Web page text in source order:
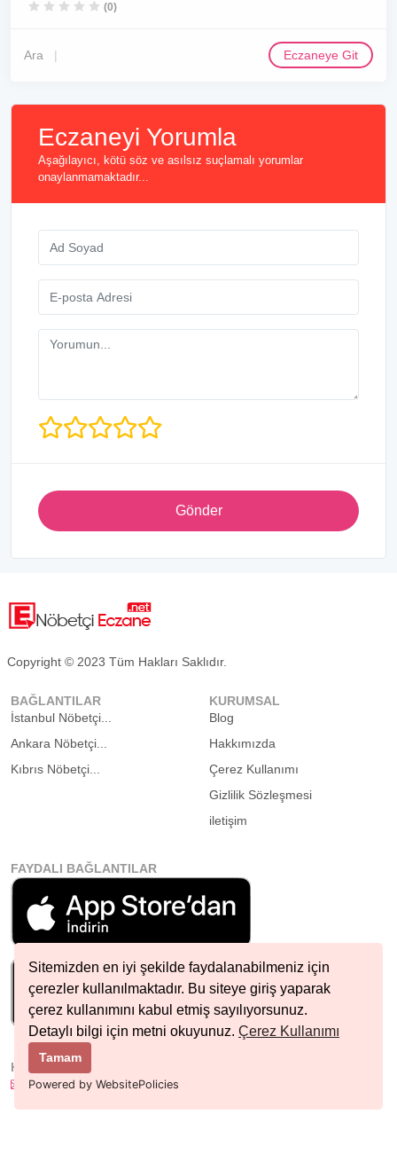
Sitemizden en iyi şekilde faydalanabilmeniz için
çerezler kullanılmaktadır. Bu siteye giriş yaparak
çerez kullanımını kabul etmiş sayılıyorsunuz.
Detaylı bilgi için metni okuyunuz. Çerez Kullanımı
Tamam
Powered by WebsitePolicies
(0)
Ara Eczaneye Git
Eczaneyi Yorumla
Aşağılayıcı, kötü söz ve asılsız suçlamalı yorumlar
onaylanmamaktadır...
Gönder
Copyright © 2023 Tüm Hakları Saklıdır.
BAĞLANTILAR
İstanbul Nöbetçi...
Ankara Nöbetçi...
Kıbrıs Nöbetçi...
KURUMSAL
Blog
Hakkımızda
Çerez Kullanımı
Gizlilik Sözleşmesi
iletişim
FAYDALI BAĞLANTILAR
HIZLI İLETIŞIM
info@nobetcieczane.net